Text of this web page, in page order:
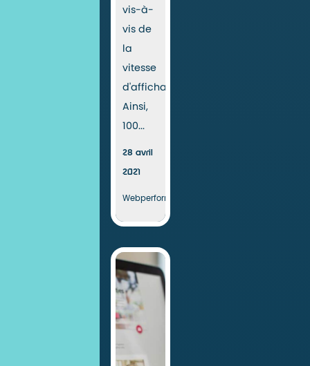
vis-à-
vis de
la
vitesse
d'affichage.
Ainsi,
100...
28 avril
2021
Webperformance